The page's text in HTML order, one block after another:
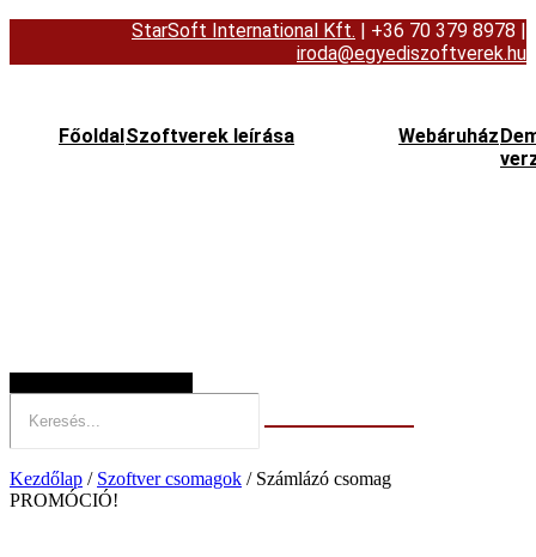
StarSoft International Kft. | +36 70 379 8978 |
iroda@egyediszoftverek.hu
FőoldalSzoftverek leírása Webáruház
Kezdőlap / Szoftver csomagok / Számlázó csomag
PROMÓCIÓ!